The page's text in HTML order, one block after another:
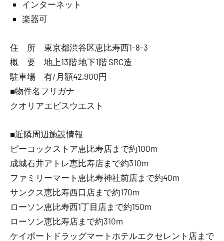
インターネット
楽器可
住 所 東京都渋谷区恵比寿西1-8-3
概 要 地上13階 地下1階 SRC造
駐車場 有/月額42,900円
■物件名フリガナ
クオリアエビスウエスト
■近隣周辺施設情報
ピーコックストア恵比寿店まで約100m
成城石井アトレ恵比寿店まで約310m
ファミリーマート恵比寿神社前店まで約40m
サンクス恵比寿西口店まで約170m
ローソン恵比寿西1丁目店まで約150m
ローソン恵比寿店まで約310m
ケイポートドラッグマートホテルエクセレント店まで